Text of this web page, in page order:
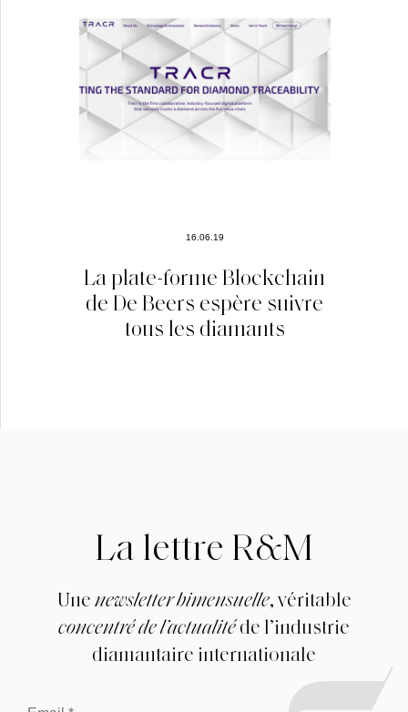
16.06.19
La plate-forme Blockchain
de De Beers espère suivre
tous les diamants
La lettre R&M
Unenewsletter bimensuelle, véritable
concentré de l’actualitéde l’industrie
diamantaire internationale